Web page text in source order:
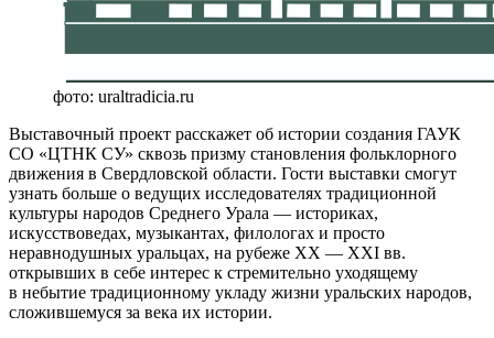
фото: uraltradicia.ru
Выставочный проект расскажет об истории создания ГАУК
СО «ЦТНК СУ» сквозь призму становления фольклорного
движения в Свердловской области. Гости выставки смогут
узнать больше о ведущих исследователях традиционной
культуры народов Среднего Урала — историках,
искусствоведах, музыкантах, филологах и просто
неравнодушных уральцах, на рубеже XX — XXI вв.
открывших в себе интерес к стремительно уходящему
в небытие традиционному укладу жизни уральских народов,
сложившемуся за века их истории.